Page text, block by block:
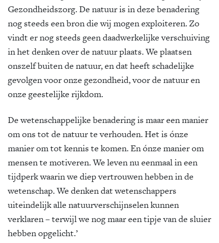
Gezondheidszorg. De natuur is in deze benadering
nog steeds een bron die wij mogen exploiteren. Zo
vindt er nog steeds geen daadwerkelijke verschuiving
in het denken over de natuur plaats. We plaatsen
onszelf buiten de natuur, en dat heeft schadelijke
gevolgen voor onze gezondheid, voor de natuur en
onze geestelijke rijkdom.
De wetenschappelijke benadering is maar een manier
om ons tot de natuur te verhouden. Het is ónze
manier om tot kennis te komen. En ónze manier om
mensen te motiveren. We leven nu eenmaal in een
tijdperk waarin we diep vertrouwen hebben in de
wetenschap. We denken dat wetenschappers
uiteindelijk alle natuurverschijnselen kunnen
verklaren – terwijl we nog maar een tipje van de sluier
hebben opgelicht.’